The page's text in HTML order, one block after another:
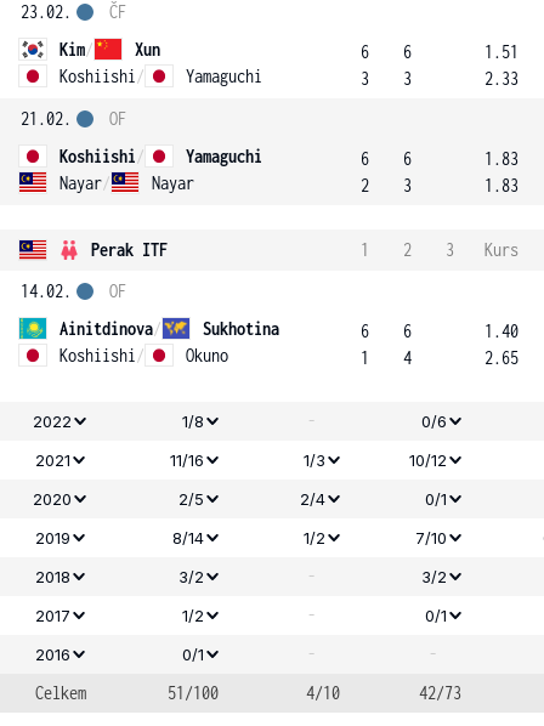
23.02.
Kim/
Xun
Koshiishi / Yamaguchi
ČF
6
3
6
3
1.51
2.33
21.02.
Koshiishi/
Yamaguchi
Nayar/ Nayar
OF
6
2
6
3
1.83
1.83
Perak ITF 1 2 3
Kurs
14.02.
Ainitdinova/
Sukhotina
Koshiishi / Okuno
OF
6
1
6
4
1.40
2.65
2022 1/8 -
0/6
2021
11/16 1/3
10/12
2020
2/5 2/4
0/1
2019
8/14 1/2 7/10
2018
3/2 -
3/2
2017
1/2 -
0/1
2016
0/1 -
-
Celkem
51/100 4/10 42/73